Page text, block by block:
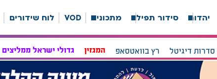
יהדות סידור תפילה מתכונים VOD לוח שידורים
סדרות דיגיטל רץ בוואטסאפ המגזין גדולי ישראל ממליצים